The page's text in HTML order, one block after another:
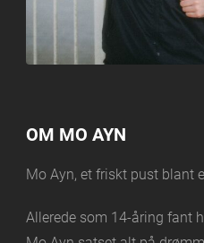
OM MO AYN
Mo Ayn, et friskt pust blant
Allerede som 14-åring fant